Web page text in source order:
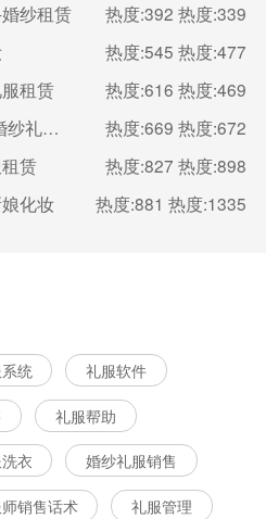
纱租赁
热度:392 热度:339
热度:545 热度:477
租赁
热度:616 热度:469
洛阳薇蔓婚纱礼服馆----婚纱礼服租赁
热度:669 热度:672
赁
热度:827 热度:898
化妆
热度:881 热度:1335
统 礼服软件
礼服帮助
衣 婚纱礼服销售
销售话术 礼服管理